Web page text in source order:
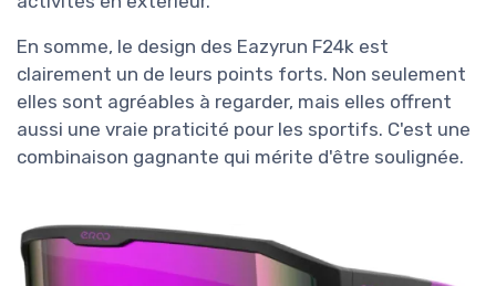
En somme, le design des Eazyrun F24k est
clairement un de leurs points forts. Non seulement
elles sont agréables à regarder, mais elles offrent
aussi une vraie praticité pour les sportifs. C'est une
combinaison gagnante qui mérite d'être soulignée.